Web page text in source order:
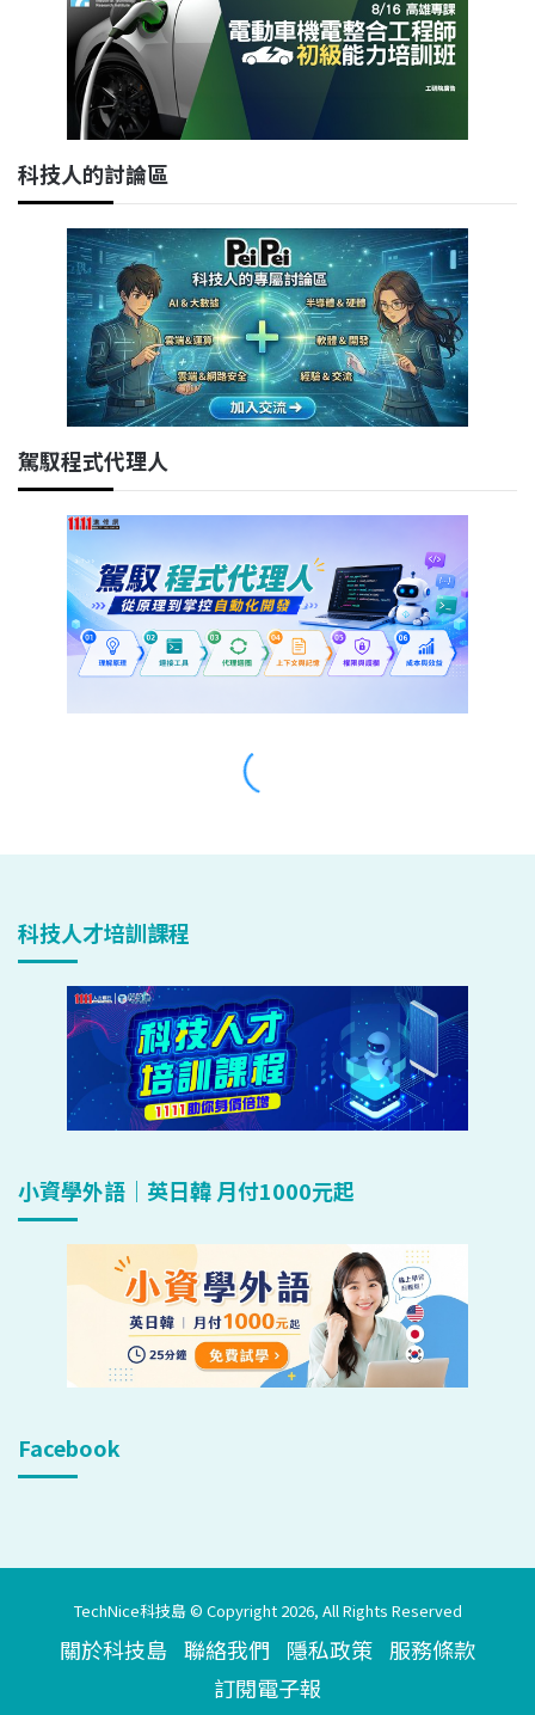
科技人才培訓課程
小資學外語｜英日韓 月付1000元起
Facebook
TechNice科技島 © Copyright 2026, All Rights Reserved
關於科技島 聯絡我們 隱私政策 服務條款
訂閱電子報